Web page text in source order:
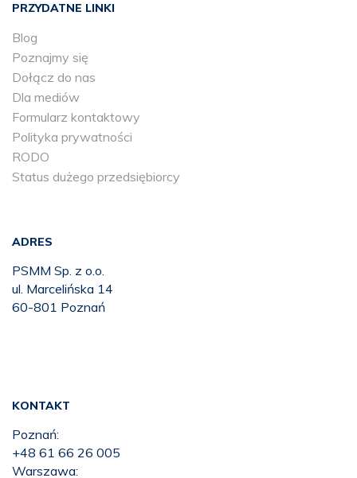
PRZYDATNE LINKI
Blog
Poznajmy się
Dołącz do nas
Dla mediów
Formularz kontaktowy
Polityka prywatności
RODO
Status dużego przedsiębiorcy
ADRES
PSMM Sp. z o.o.
ul. Marcelińska 14
60-801 Poznań
KONTAKT
Poznań:
+48 61 66 26 005
Warszawa: